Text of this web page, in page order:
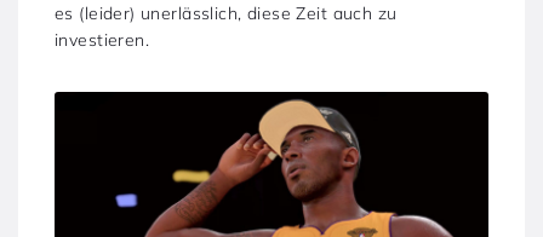
es (leider) unerlässlich, diese Zeit auch zu
investieren.